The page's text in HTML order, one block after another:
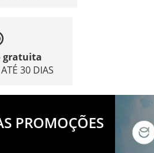
gratuita
30 DIAS
PROMOÇÕES